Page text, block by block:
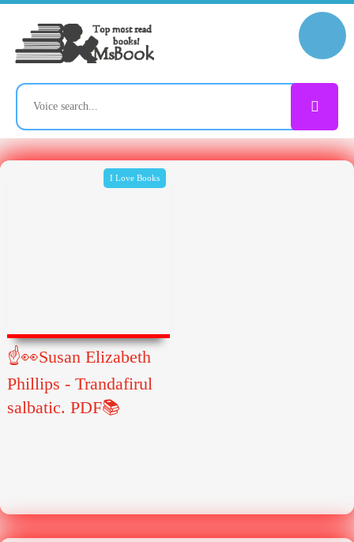
I Love Books
☝👀Susan Elizabeth
Phillips - Trandafirul
salbatic. PDF📚